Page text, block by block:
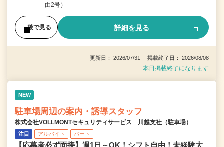
由2号）
後で見る 詳細を見る
更新日： 2026/07/31 掲載終了日： 2026/08/08
本日掲載終了になります
NEW
駐車場周辺の案内・誘導スタッフ
株式会社VOLLMONTセキュリティサービス 川越支社（駐車場）
注目 アルバイト パート
【応募者必ず面接】週1日～OK！シフト自由！未経験大